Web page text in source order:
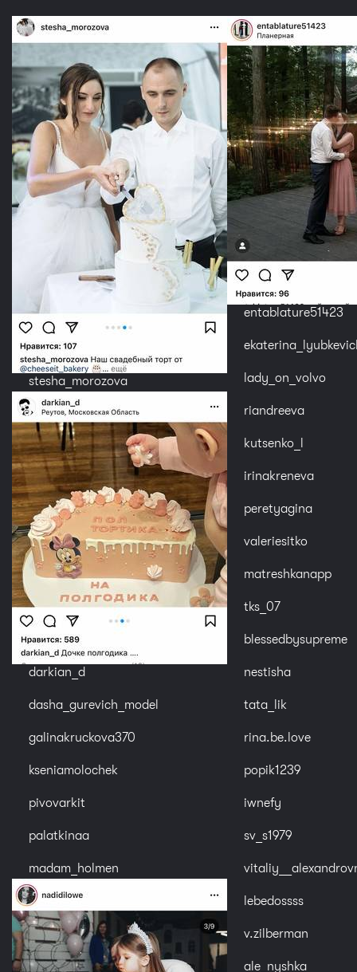
stesha_morozova
darkian_d
dasha_gurevich_model
galinakruckova370
kseniamolochek
pivovarkit
palatkinaa
madam_holmen
entablature51423
lady_on_volvo
riandreeva
kutsenko_l
irinakreneva
peretyagina
valeriesitko
matreshkanapp
tks_07
blessedbysupreme
nestisha
tata_lik
rina.be.love
popik1239
iwnefy
sv_s1979
lebedossss
v.zilberman
ale_nyshka